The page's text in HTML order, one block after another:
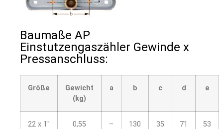
Baumaße AP
Einstutzengaszähler Gewinde x
Pressanschluss:
Größe
Gewicht
(kg)
a b c d e
22 x 1″ 0,55 – 130 35 71 53